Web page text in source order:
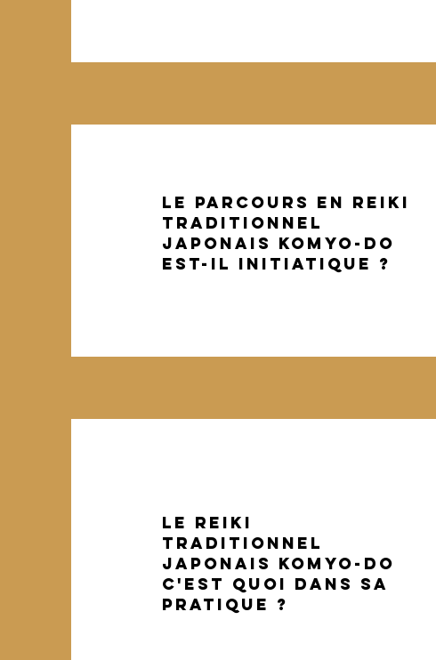
Le parcours en reiki
traditionnel
japonais KOMYO-DO
est-IL initiatique ?
Le reiki
traditionnel
japonais KOMYO-DO
C'EST QUOI dans sa
PRATIQUE ?